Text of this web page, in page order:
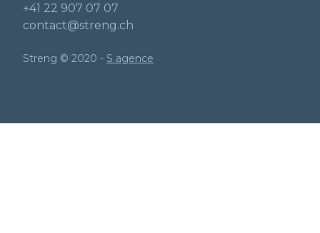
+41 22 907 07 07
contact@streng.ch
Streng © 2020 - S agence